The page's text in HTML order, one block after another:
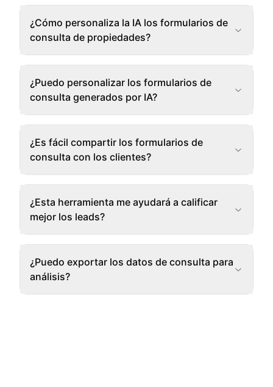
¿Cómo personaliza la IA los formularios de
consulta de propiedades?
¿Puedo personalizar los formularios de
consulta generados por IA?
¿Es fácil compartir los formularios de
consulta con los clientes?
¿Esta herramienta me ayudará a calificar
mejor los leads?
¿Puedo exportar los datos de consulta para
análisis?